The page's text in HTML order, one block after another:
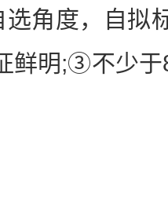
度，自拟
鲜明;③不少